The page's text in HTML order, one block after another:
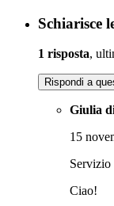
Schiarisce
1 risposta,
Rispondi a
Giulia
15
Servizio
Ciao!